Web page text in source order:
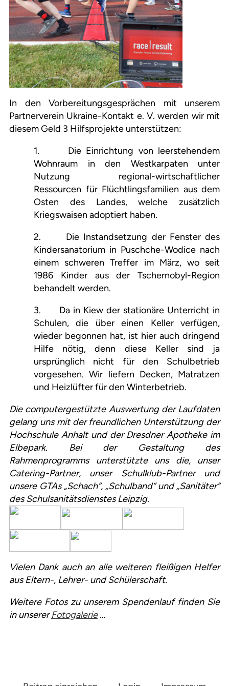
In den Vorbereitungsgesprächen mit unserem
Partnerverein Ukraine-Kontakt e. V. werden wir mit
diesem Geld 3 Hilfsprojekte unterstützen:
1. Die Einrichtung von leerstehendem
Wohnraum in den Westkarpaten unter
Nutzung regional-wirtschaftlicher
Ressourcen für Flüchtlingsfamilien aus dem
Osten des Landes, welche zusätzlich
Kriegswaisen adoptiert haben.
2. Die Instandsetzung der Fenster des
Kindersanatorium in Puschche-Wodice nach
einem schweren Treffer im März, wo seit
1986 Kinder aus der Tschernobyl-Region
behandelt werden.
3. Da in Kiew der stationäre Unterricht in
Schulen, die über einen Keller verfügen,
wieder begonnen hat, ist hier auch dringend
Hilfe nötig, denn diese Keller sind ja
ursprünglich nicht für den Schulbetrieb
vorgesehen. Wir liefern Decken, Matratzen
und Heizlüfter für den Winterbetrieb.
Die computergestützte Auswertung der Laufdaten
gelang uns mit der freundlichen Unterstützung der
Hochschule Anhalt und der Dresdner Apotheke im
Elbepark. Bei der Gestaltung des
Rahmenprogramms unterstützte uns die, unser
Catering-Partner, unser Schulklub-Partner und
unsere GTAs „Schach“, „Schulband“ und „Sanitäter“
des Schulsanitätsdienstes Leipzig.
Vielen Dank auch an alle weiteren fleißigen Helfer
aus Eltern-, Lehrer- und Schülerschaft.
Weitere Fotos zu unserem Spendenlauf finden Sie
in unsererFotogalerie…